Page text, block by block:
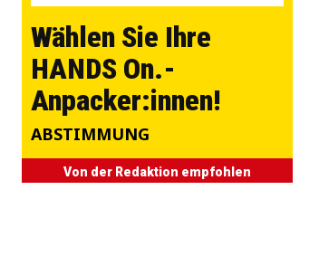
Wählen Sie Ihre
HANDS On.-
Anpacker:innen!
ABSTIMMUNG
Von der Redaktion empfohlen